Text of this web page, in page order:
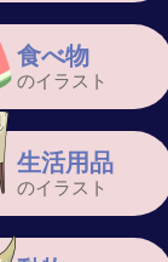
食べ物
のイラスト
生活用品
のイラスト